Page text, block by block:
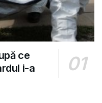
ce
i-a